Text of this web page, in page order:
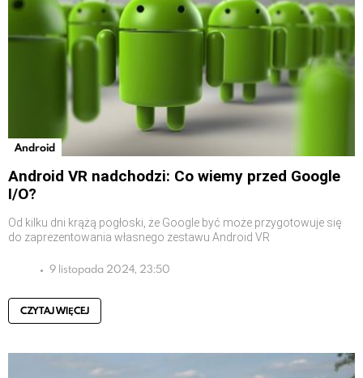
Android
Android VR nadchodzi: Co wiemy przed Google
I/O?
Od kilku dni krążą pogłoski, że Google być może przygotowuje się
do zaprezentowania własnego zestawu Android VR
9 listopada 2024, 23:50
CZYTAJ WIĘCEJ